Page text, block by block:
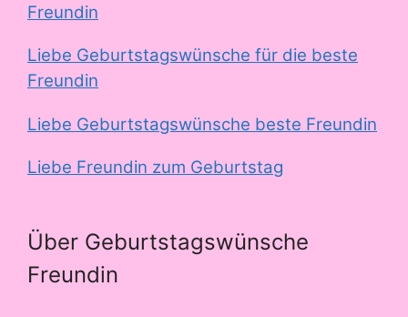
Freundin
Liebe Geburtstagswünsche für die beste
Freundin
Liebe Geburtstagswünsche beste Freundin
Liebe Freundin zum Geburtstag
Über Geburtstagswünsche
Freundin